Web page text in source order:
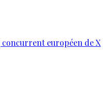
concurrent européen de X